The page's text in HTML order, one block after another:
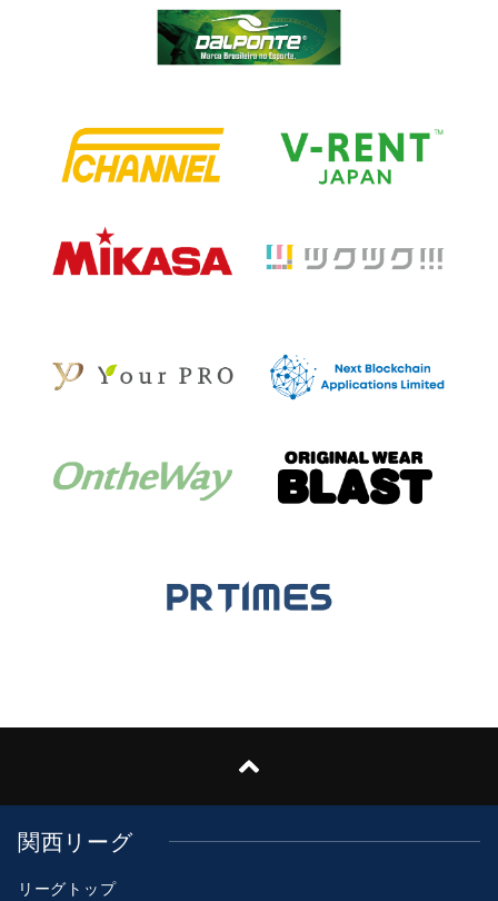
関西リーグ
リーグトップ